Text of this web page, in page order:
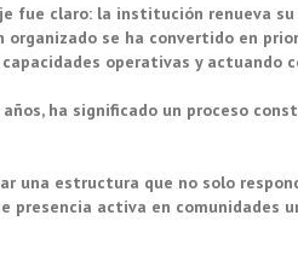
fue claro: la institución renueva su
se ha convertido en
operativas y actuando
ha significado un proceso
una estructura que no solo
activa en comunidades